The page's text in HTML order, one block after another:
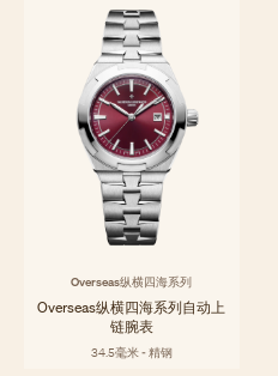
Overseas纵横四海系列
Overseas纵横四海系列自动上
链腕表
34.5毫米 - 精钢